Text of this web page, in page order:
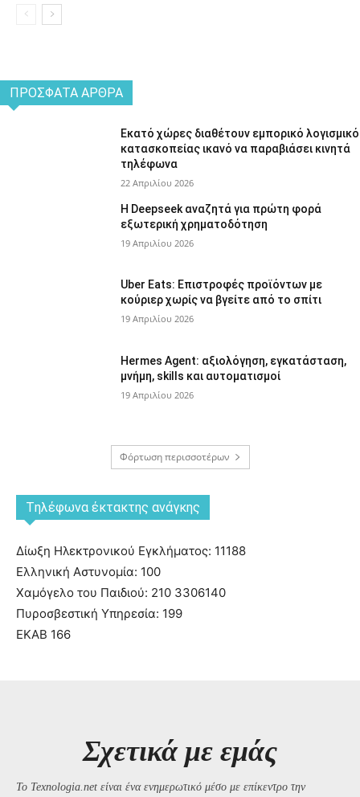
ΠΡΌΣΦΑΤΑ ΆΡΘΡΑ
Εκατό χώρες διαθέτουν εμπορικό λογισμικό
κατασκοπείας ικανό να παραβιάσει κινητά
τηλέφωνα
22 Απριλίου 2026
Η Deepseek αναζητά για πρώτη φορά
εξωτερική χρηματοδότηση
19 Απριλίου 2026
Uber Eats: Επιστροφές προϊόντων με
κούριερ χωρίς να βγείτε από το σπίτι
19 Απριλίου 2026
Hermes Agent: αξιολόγηση, εγκατάσταση,
μνήμη, skills και αυτοματισμοί
19 Απριλίου 2026
Φόρτωση περισσοτέρων
Tηλέφωνα έκτακτης ανάγκης
Δίωξη Ηλεκτρονικού Εγκλήματος: 11188
Ελληνική Αστυνομία: 100
Χαμόγελο του Παιδιού: 210 3306140
Πυροσβεστική Υπηρεσία: 199
ΕΚΑΒ 166
Σχετικά με εμάς
Το Texnologia.net είναι ένα ενημερωτικό μέσο με επίκεντρο την